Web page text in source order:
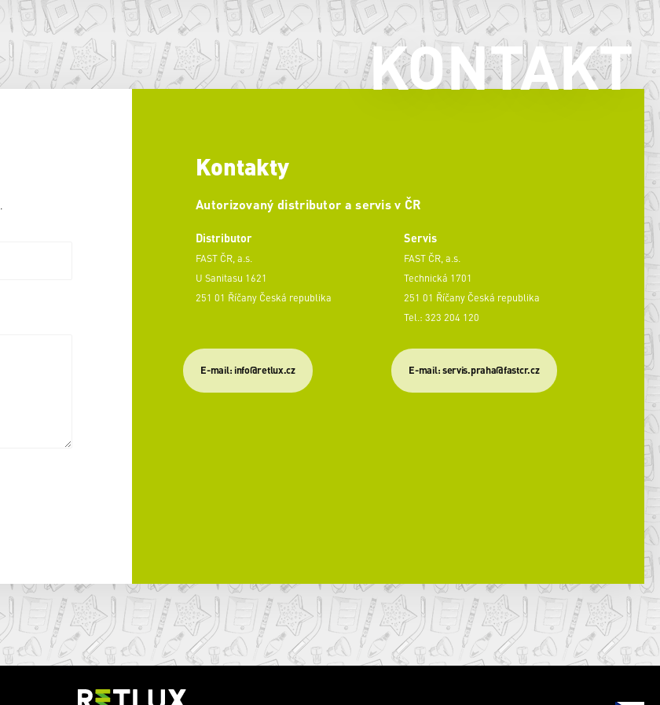
KONTAKT
Kontakty
Autorizovaný distributor a servis v ČR
Distributor
FAST ČR, a.s.
U Sanitasu 1621
251 01 Říčany Česká republika
E-mail: info@retlux.cz
Servis
FAST ČR, a.s.
Technická 1701
251 01 Říčany Česká republika
Tel.: 323 204 120
​E-mail: servis.praha@fastcr.cz